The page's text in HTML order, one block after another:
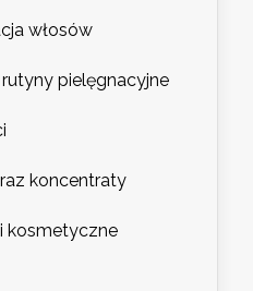
włosów
rutyny pielęgnacyjne
koncentraty
kosmetyczne